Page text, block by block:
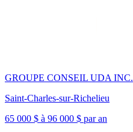
GROUPE CONSEIL UDA INC.
Saint-Charles-sur-Richelieu
65 000 $ à 96 000 $ par an